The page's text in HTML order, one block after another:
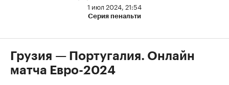
Серия пенальти
1 июл 2024, 21:54
Грузия — Португалия. Онлайн
матча Евро-2024